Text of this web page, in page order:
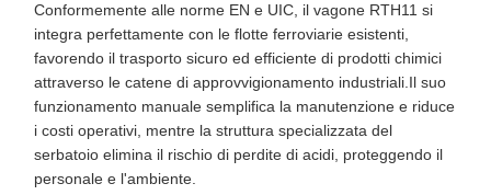
Conformemente alle norme EN e UIC, il vagone RTH11 si
integra perfettamente con le flotte ferroviarie esistenti,
favorendo il trasporto sicuro ed efficiente di prodotti chimici
attraverso le catene di approvvigionamento industriali.Il suo
funzionamento manuale semplifica la manutenzione e riduce
i costi operativi, mentre la struttura specializzata del
serbatoio elimina il rischio di perdite di acidi, proteggendo il
personale e l'ambiente.